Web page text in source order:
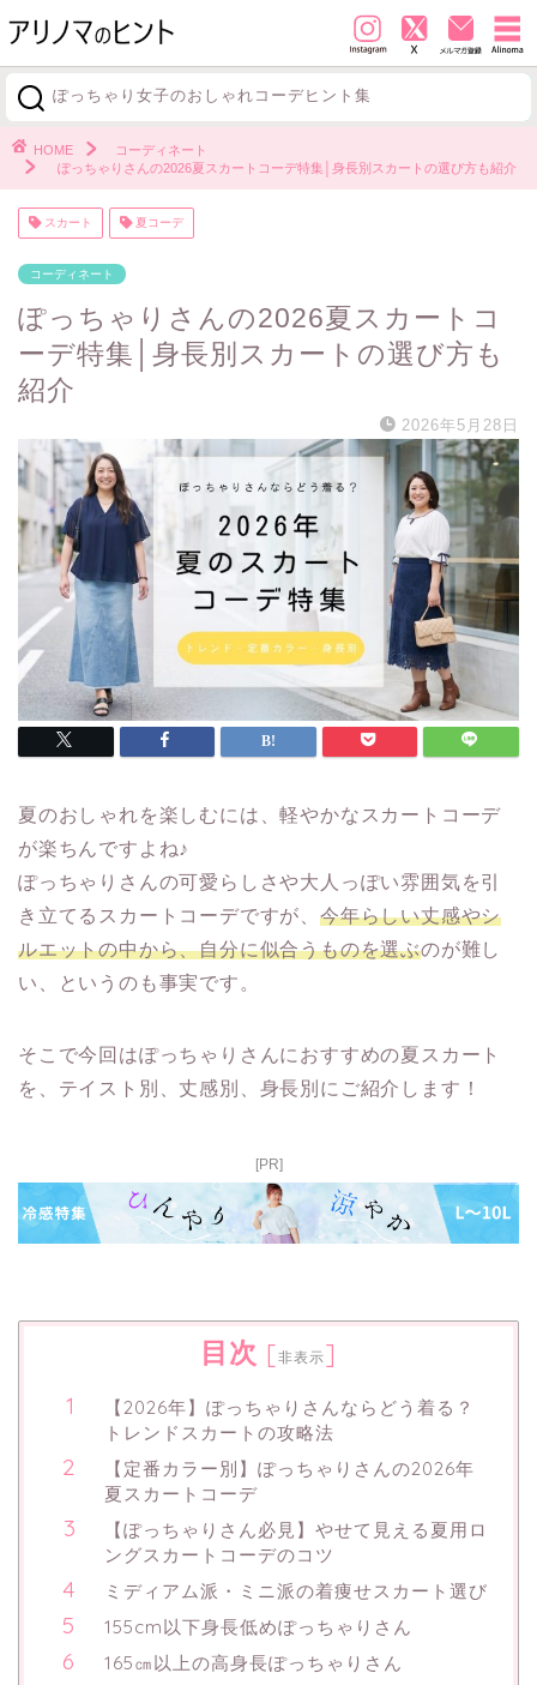
ぽっちゃり女子のおしゃれコーデヒント集
HOME
コーディネート
ぽっちゃりさんの2026夏スカートコーデ特集│身長別スカートの選び方も紹介
スカート 夏コーデ
コーディネート
ぽっちゃりさんの2026夏スカートコ
ーデ特集│身長別スカートの選び方も
紹介
2026年5月28日
夏のおしゃれを楽しむには、軽やかなスカートコーデ
が楽ちんですよね♪
ぽっちゃりさんの可愛らしさや大人っぽい雰囲気を引
き立てるスカートコーデですが、今年らしい丈感やシ
ルエットの中から、自分に似合うものを選ぶのが難し
い、というのも事実です。
そこで今回はぽっちゃりさんにおすすめの夏スカート
を、テイスト別、丈感別、身長別にご紹介します！
[PR]
目次 [非表示]
【2026年】ぽっちゃりさんならどう着る？
トレンドスカートの攻略法
【定番カラー別】ぽっちゃりさんの2026年
夏スカートコーデ
【ぽっちゃりさん必見】やせて見える夏用ロ
ングスカートコーデのコツ
ミディアム派・ミニ派の着痩せスカート選び
155cm以下身長低めぽっちゃりさん
165㎝以上の高身長ぽっちゃりさん